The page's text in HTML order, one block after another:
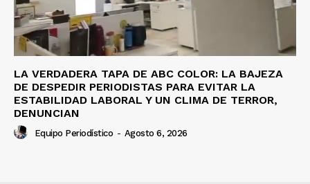
LA VERDADERA TAPA DE ABC COLOR: LA BAJEZA
DE DESPEDIR PERIODISTAS PARA EVITAR LA
ESTABILIDAD LABORAL Y UN CLIMA DE TERROR,
DENUNCIAN
Equipo Periodístico - Agosto 6, 2026